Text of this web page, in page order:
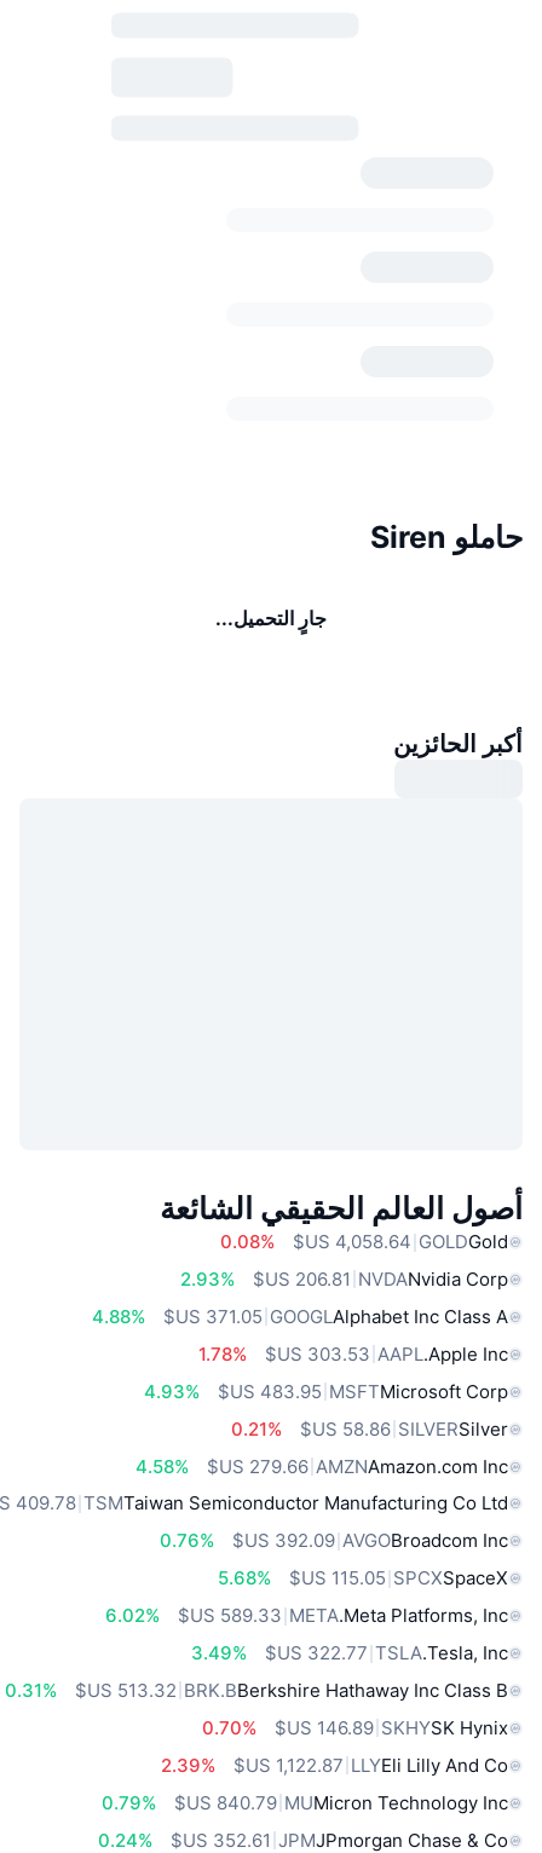
حاملو Siren
جارٍ التحميل...
أكبر الحائزين
أصول العالم الحقيقي الشائعة
Gold
GOLD
0.08%
Nvidia Corp
NVDA
2.93%
Alphabet Inc Class A
GOOGL
4.88%
Apple Inc.
AAPL
1.78%
Microsoft Corp
MSFT
4.93%
Silver
SILVER
‏58.86 US$
0.21%
Amazon.com Inc
AMZN
‏279.66 US$
4.58%
Taiwan Semiconductor Manufacturing Co Ltd
TSM
‏409.78 US$
Broadcom Inc
AVGO
‏392.09 US$
0.76%
SpaceX
SPCX
5.68%
Meta Platforms, Inc.
META
6.02%
Tesla, Inc.
TSLA
3.49%
Berkshire Hathaway Inc Class B
BRK.B
0.31%
SK Hynix
SKHY
‏146.89 US$
0.70%
Eli Lilly And Co
LLY
2.39%
Micron Technology Inc
MU
‏840.79 US$
0.79%
JPmorgan Chase & Co
JPM
0.24%